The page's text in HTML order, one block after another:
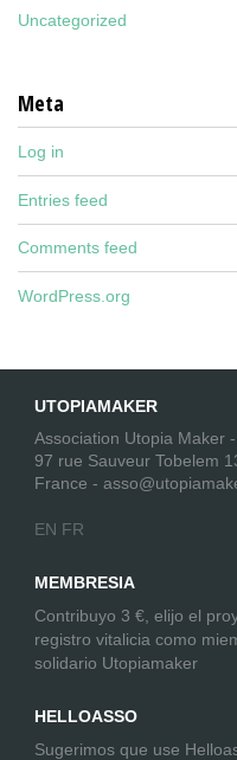
Uncategorized
Meta
Log in
Entries feed
Comments feed
WordPress.org
UTOPIAMAKER
Association Utopia Maker
97 rue Sauveur Tobelem
France -
EN FR
MEMBRESIA
Contribuyo 3 €, elijo el
registro vitalicia como
solidario Utopiamaker
HELLOASSO
Sugerimos que use